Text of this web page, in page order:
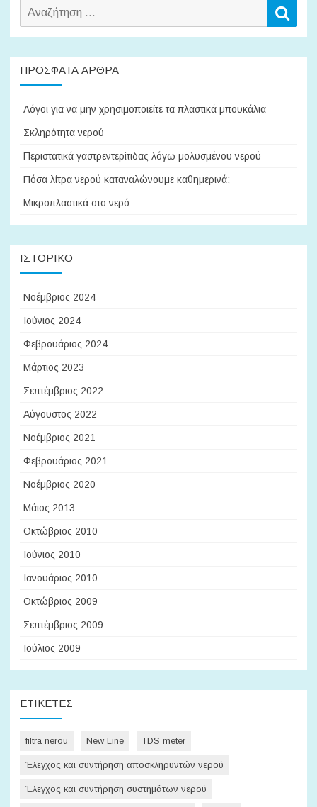
Αναζήτηση
ΠΡΌΣΦΑΤΑ ΆΡΘΡΑ
Λόγοι για να μην χρησιμοποιείτε τα πλαστικά μπουκάλια
Σκληρότητα νερού
Περιστατικά γαστρεντερίτιδας λόγω μολυσμένου νερού
Πόσα λίτρα νερού καταναλώνουμε καθημερινά;
Μικροπλαστικά στο νερό
ΙΣΤΟΡΙΚΌ
Νοέμβριος 2024
Ιούνιος 2024
Φεβρουάριος 2024
Μάρτιος 2023
Σεπτέμβριος 2022
Αύγουστος 2022
Νοέμβριος 2021
Φεβρουάριος 2021
Νοέμβριος 2020
Μάιος 2013
Οκτώβριος 2010
Ιούνιος 2010
Ιανουάριος 2010
Οκτώβριος 2009
Σεπτέμβριος 2009
Ιούλιος 2009
ΕΤΙΚΈΤΕΣ
filtra nerou New Line TDS meter
Έλεγχος και συντήρηση αποσκληρυντών νερού
Έλεγχος και συντήρηση συστημάτων νερού